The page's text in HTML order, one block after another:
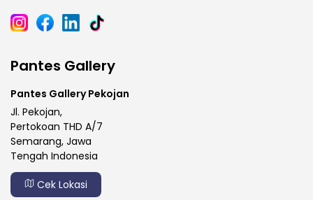
Pantes Gallery
Pantes Gallery Pekojan
Jl. Pekojan,
Pertokoan THD A/7
Semarang, Jawa
Tengah Indonesia
Cek Lokasi